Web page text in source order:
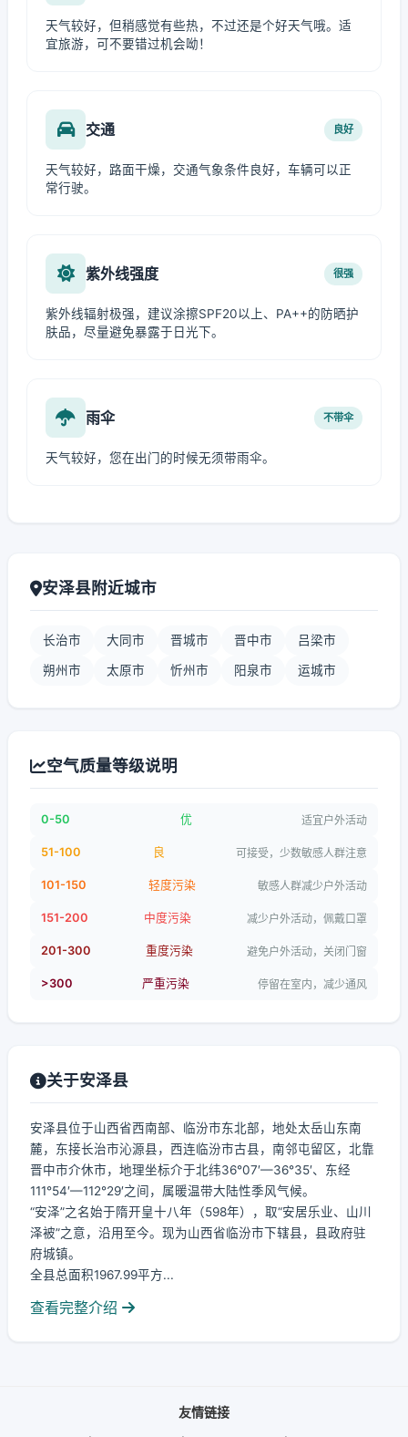
天气较好，但稍感觉有些热，不过还是个好天气哦。适
宜旅游，可不要错过机会呦！
交通 良好
天气较好，路面干燥，交通气象条件良好，车辆可以正
常行驶。
紫外线强度 很强
紫外线辐射极强，建议涂擦SPF20以上、PA++的防晒护
肤品，尽量避免暴露于日光下。
雨伞 不带伞
天气较好，您在出门的时候无须带雨伞。
安泽县附近城市
长治市 大同市 晋城市 晋中市 吕梁市
朔州市 太原市 忻州市 阳泉市 运城市
空气质量等级说明
0-50 优 适宜户外活动
51-100 良 可接受，少数敏感人群注意
101-150 轻度污染 敏感人群减少户外活动
151-200 中度污染 减少户外活动，佩戴口罩
201-300 重度污染 避免户外活动，关闭门窗
>300 严重污染 停留在室内，减少通风
关于安泽县
安泽县位于山西省西南部、临汾市东北部，地处太岳山东南
麓，东接长治市沁源县，西连临汾市古县，南邻屯留区，北靠
晋中市介休市，地理坐标介于北纬36°07′—36°35′、东经
111°54′—112°29′之间，属暖温带大陆性季风气候。
“安泽”之名始于隋开皇十八年（598年），取“安居乐业、山川
泽被”之意，沿用至今。现为山西省临汾市下辖县，县政府驻
府城镇。
全县总面积1967.99平方...
查看完整介绍
友情链接